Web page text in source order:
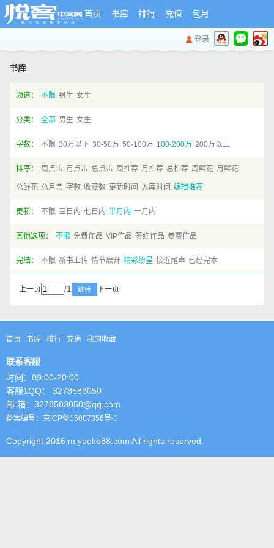
首页 书库 排行 充值 包月
登录
书库
频道： 不限 男生 女生
分类： 全部 男生 女生
字数： 不限 30万以下 30-50万 50-100万 100-200万 200万以上
排序： 周点击 月点击 总点击 周推荐 月推荐 总推荐 周鲜花 月鲜花
总鲜花 总月票 字数 收藏数 更新时间 入库时间 编辑推荐
更新： 不限 三日内 七日内 半月内 一月内
其他选项： 不限 免费作品 VIP作品 签约作品 参赛作品
完结： 不限 新书上传 情节展开 精彩纷呈 接近尾声 已经完本
上一页 /1 跳转 下一页
首页 书库 排行 充值 我的收藏
联系客服
时间：09:00-20:00
客服1QQ： 3278583050
邮 箱：3278583050@qq.com
备案编号：京ICP备15007356号-1
Copyright 2016 m.yueke88.com All rights reserved.